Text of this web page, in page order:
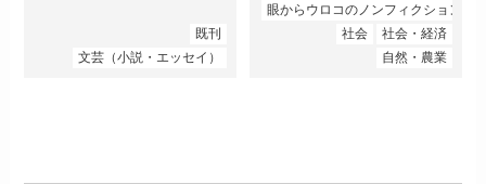
既刊
文芸（小説・エッセイ）
眼からウロコのノンフィクション
社会
社会・経済
自然・農業